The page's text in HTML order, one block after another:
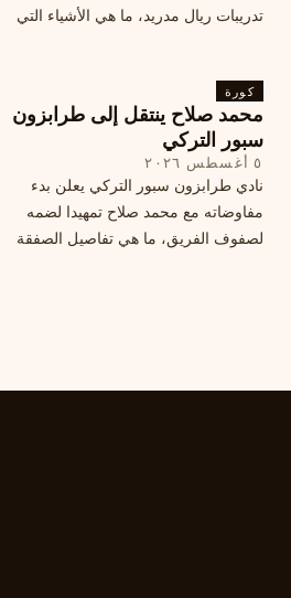
تدريبات ريال مدريد، ما هي الأشياء التي
كورة
محمد صلاح ينتقل إلى طرابزون
سبور التركي
٥ أغسطس ٢٠٢٦
نادي طرابزون سبور التركي يعلن بدء
مفاوضاته مع محمد صلاح تمهيدا لضمه
لصفوف الفريق، ما هي تفاصيل الصفقة